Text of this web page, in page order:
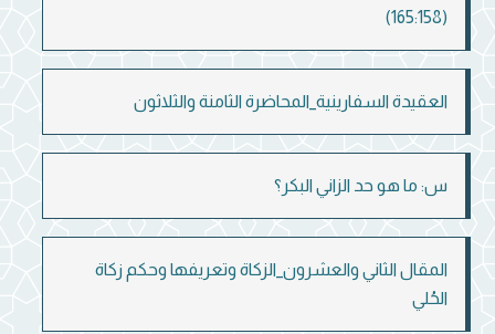
(165:158)
العقيدة السفارينية_المحاضرة الثامنة والثلاثون
س: ما هو حد الزاني البكر؟
المقال الثاني والعشرون_الزكاة وتعريفها وحكم زكاة
الحُلي